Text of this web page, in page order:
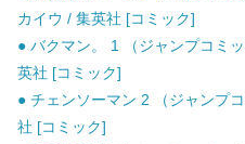
カイウ / 集英社 [コミック]
● バクマン。 1 （ジャンプコミ
英社 [コミック]
● チェンソーマン 2 （ジャンプ
社 [コミック]